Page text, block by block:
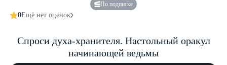
По подписке
0Ещё нет оценок
Спроси духа-хранителя. Настольный оракул
начинающей ведьмы